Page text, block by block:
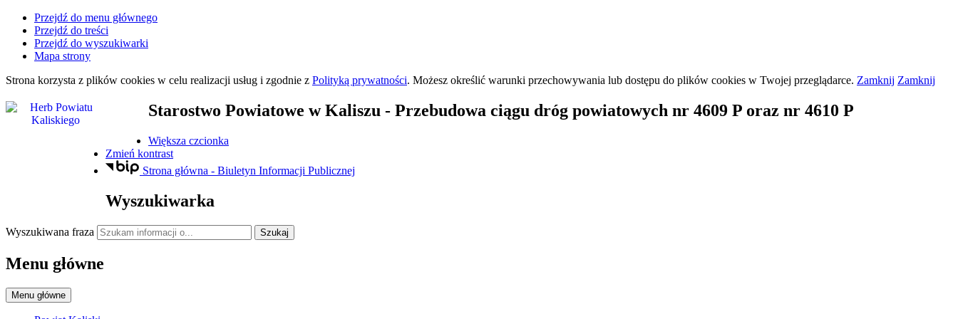
Przejdź do menu głównego
Przejdź do treści
Przejdź do wyszukiwarki
Mapa strony
Strona korzysta z plików cookies w celu realizacji usług i zgodnie z Polityką prywatności. Możesz określić warunki przechowywania lub dostępu do plików cookies w Twojej przeglądarce. Zamknij Zamknij
Starostwo Powiatowe w Kaliszu - Przebudowa ciągu dróg powiatowych nr 4609 P oraz nr 4610 P
Większa czcionka
Zmień kontrast
Strona główna - Biuletyn Informacji Publicznej
Wyszukiwarka
Wyszukiwana fraza Szukaj
Menu główne
Menu główne